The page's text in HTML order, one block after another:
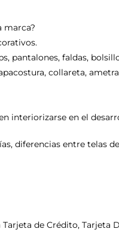
marca?
pantalones, faldas,
collareta,
interiorizarse en el
diferencias entre telas
de Crédito, Tarjeta